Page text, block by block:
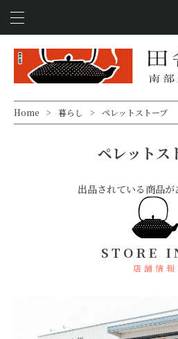
Home 暮らし ペレットストーブ
ペレットス
出品されている商品が
STORE
店舗情報